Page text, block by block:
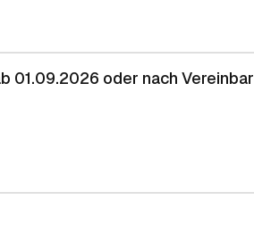
01.09.2026 oder nach